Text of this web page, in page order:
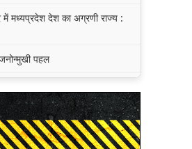
मध्यप्रदेश देश का अग्रणी राज्य :
पहल
की
मूलक योजनाओं को अधिक
देने उच्च स्तरीय समिति गठित